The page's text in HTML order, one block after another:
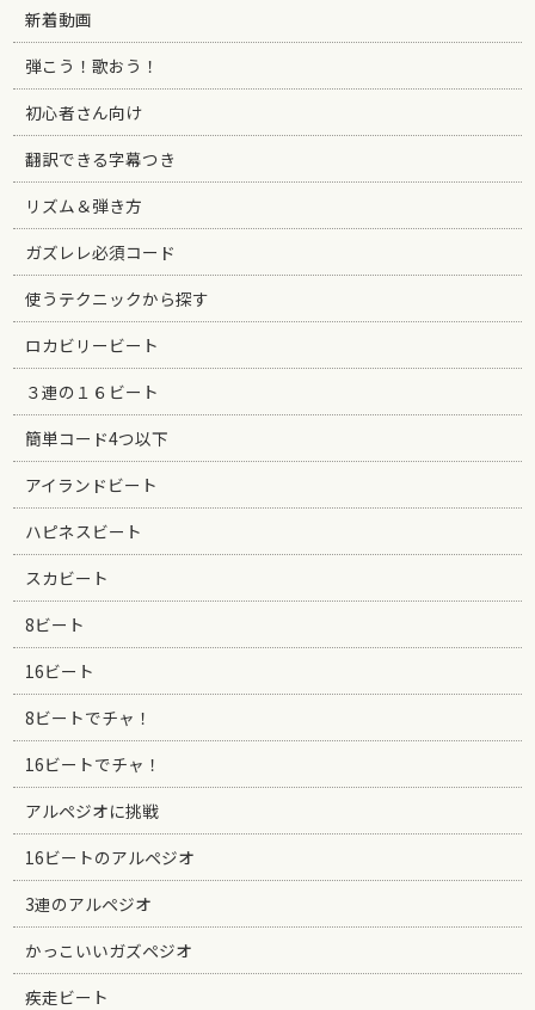
新着動画
弾こう！歌おう！
初心者さん向け
翻訳できる字幕つき
リズム＆弾き方
ガズレレ必須コード
使うテクニックから探す
ロカビリービート
３連の１６ビート
簡単コード4つ以下
アイランドビート
ハピネスビート
スカビート
8ビート
16ビート
8ビートでチャ！
16ビートでチャ！
アルペジオに挑戦
16ビートのアルペジオ
3連のアルペジオ
かっこいいガズペジオ
疾走ビート